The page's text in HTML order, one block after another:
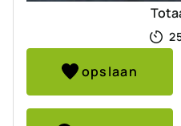
opslaan